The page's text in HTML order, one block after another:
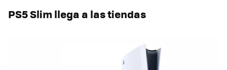
PS5 Slim llega a las tiendas